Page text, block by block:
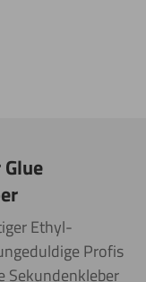
Ethyl-
Profis
Sekundenkleber